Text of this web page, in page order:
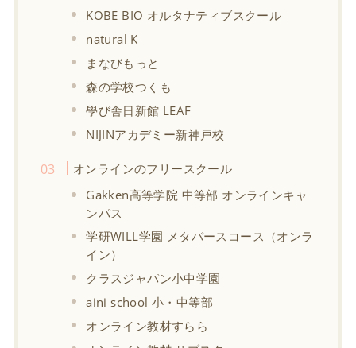
KOBE BIO オルタナティブスクール
natural K
まなびもっと
森の学校つくも
學び舎日新館 LEAF
NIJINアカデミー新神戸校
オンラインのフリースクール
Gakken高等学院 中等部 オンラインキャ
ンパス
学研WILL学園 メタバースコース（オンラ
イン）
クラスジャパン小中学園
aini school 小・中等部
オンライン教材すらら